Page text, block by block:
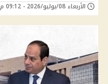
الأربعاء 08/يوليو/2026 - 09:12 م